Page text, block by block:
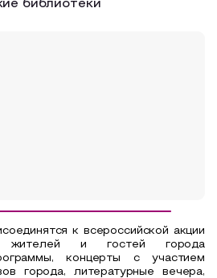
библиотеки
к всероссийской акции
и гостей города
концерты с участием
города, литературные вечера,